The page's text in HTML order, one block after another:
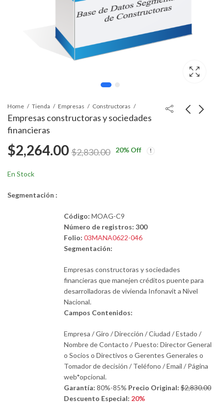
Home Tienda Empresas Constructoras
Empresas constructoras y sociedades
financieras
$2,264.00 $2,830.00 20% Off
En Stock
Segmentación :
Código: MOAG-C9
Número de registros: 300
Folio: 03MANA0622-046
Segmentación:
Empresas constructoras y sociedades
financieras que manejen créditos puente para
desarrolladoras de vivienda Infonavit a Nivel
Nacional.
Campos Contenidos:
Empresa / Giro / Dirección / Ciudad / Estado /
Nombre de Contacto / Puesto: Director General
o Socios o Directivos o Gerentes Generales o
Tomador de decisión / Teléfono / Email / Página
web*opcional.
Garantía: 80%-85% Precio Original: $2,830.00
Descuento Especial: 20%